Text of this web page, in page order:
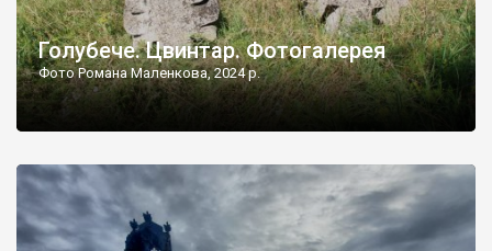
Голубече. Цвинтар. Фотогалерея
Фото Романа Маленкова, 2024 р.